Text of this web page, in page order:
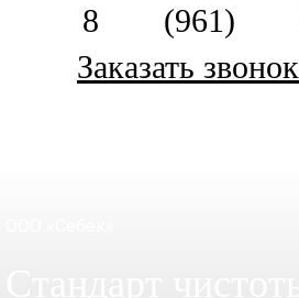
8 (961)
Заказать звонок